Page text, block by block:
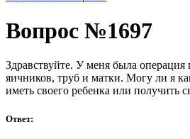
Вопрос №1697
Здравствуйте. У меня была
яичников, труб и матки. Могу ли я
иметь своего ребенка или получить
Ответ: